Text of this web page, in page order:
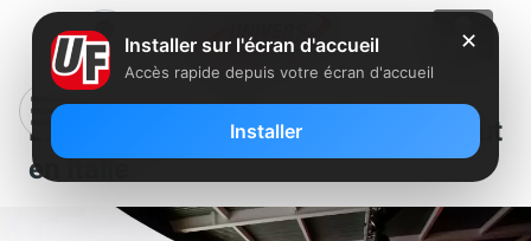
La Rivoluzione Iliad s’affiche partout
en Italie
✕
Installer sur l'écran d'accueil
Accès rapide depuis votre écran d'accueil
Installer